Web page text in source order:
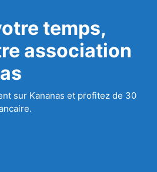
temps,
association
sur Kananas et profitez de 30